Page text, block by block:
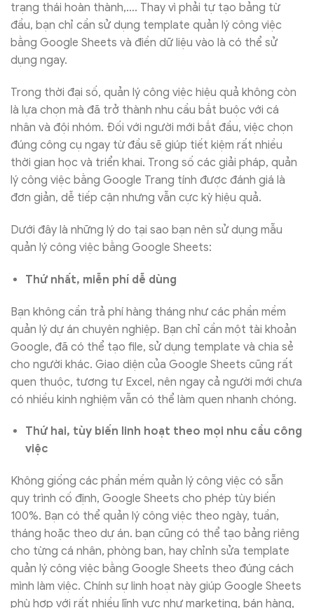
trạng thái hoàn thành,…. Thay vì phải tự tạo bảng từ
đầu, bạn chỉ cần sử dụng template quản lý công việc
bằng Google Sheets và điền dữ liệu vào là có thể sử
dụng ngay.
Trong thời đại số, quản lý công việc hiệu quả không còn
là lựa chọn mà đã trở thành nhu cầu bắt buộc với cá
nhân và đội nhóm. Đối với người mới bắt đầu, việc chọn
đúng công cụ ngay từ đầu sẽ giúp tiết kiệm rất nhiều
thời gian học và triển khai. Trong số các giải pháp, quản
lý công việc bằng Google Trang tính được đánh giá là
đơn giản, dễ tiếp cận nhưng vẫn cực kỳ hiệu quả.
Dưới đây là những lý do tại sao bạn nên sử dụng mẫu
quản lý công việc bằng Google Sheets:
Thứ nhất, miễn phí dễ dùng
Bạn không cần trả phí hàng tháng như các phần mềm
quản lý dự án chuyên nghiệp. Bạn chỉ cần một tài khoản
Google, đã có thể tạo file, sử dụng template và chia sẻ
cho người khác. Giao diện của Google Sheets cũng rất
quen thuộc, tương tự Excel, nên ngay cả người mới chưa
có nhiều kinh nghiệm vẫn có thể làm quen nhanh chóng.
Thứ hai, tùy biến linh hoạt theo mọi nhu cầu công
việc
Không giống các phần mềm quản lý công việc có sẵn
quy trình cố định, Google Sheets cho phép tùy biến
100%. Bạn có thể quản lý công việc theo ngày, tuần,
tháng hoặc theo dự án. bạn cũng có thể tạo bảng riêng
cho từng cá nhân, phòng ban, hay chỉnh sửa template
quản lý công việc bằng Google Sheets theo đúng cách
mình làm việc. Chính sự linh hoạt này giúp Google Sheets
phù hợp với rất nhiều lĩnh vực như marketing, bán hàng,